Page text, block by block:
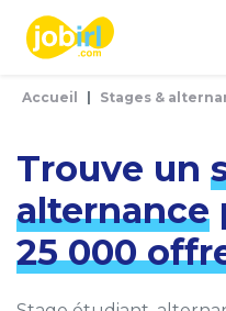
Accueil Stages &
Trouve un
alternance
25 000
Panneau de gestion des